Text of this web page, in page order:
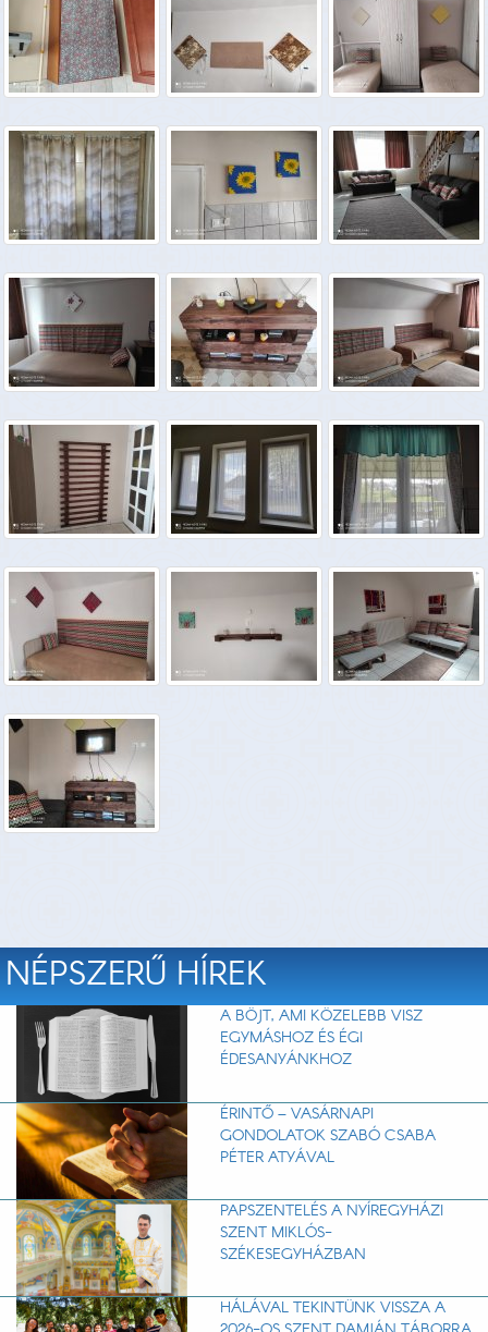
NÉPSZERŰ HÍREK
A BÖJT, AMI KÖZELEBB VISZ
EGYMÁSHOZ ÉS ÉGI
ÉDESANYÁNKHOZ
ÉRINTŐ – VASÁRNAPI
GONDOLATOK SZABÓ CSABA
PÉTER ATYÁVAL
PAPSZENTELÉS A NYÍREGYHÁZI
SZENT MIKLÓS-
SZÉKESEGYHÁZBAN
HÁLÁVAL TEKINTÜNK VISSZA A